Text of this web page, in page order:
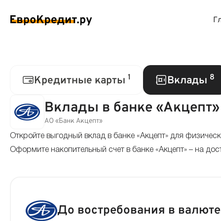
без отказа
с плохой КИ
до зарплаты
Займы без проверок
Займы без процентов
Лучшие займы
Круглосуточные займы
С
Виртуальные
Лучшие кредитные
Кредитные карты
Кредитные карты с
Кредитные карты 1 Вклады 8
Вклады в банке «Акцепт»
АО «Банк Акцепт»
Откройте выгодный вклад в банке «Акцепт» для
Оформите накопительный счет в банке «Акцепт» – на
До востребования в валюте